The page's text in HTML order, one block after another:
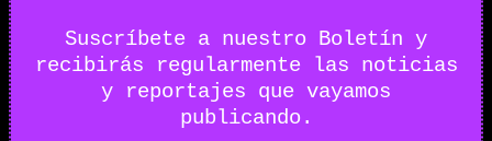
Suscríbete a nuestro Boletín y
recibirás regularmente las noticias
y reportajes que vayamos
publicando.